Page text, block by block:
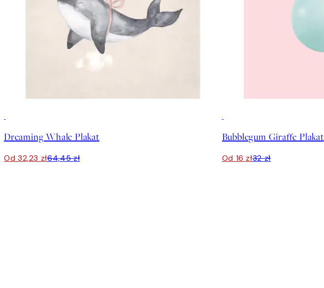
Dreaming Whale Plakat
Od 32,23 zł64,45 zł
Bubblegum Giraffe Plakat
Od 16 zł32 zł